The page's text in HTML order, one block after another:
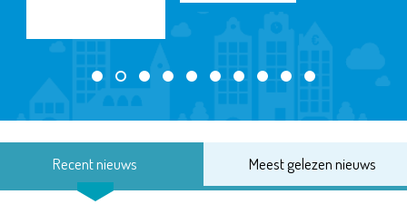
Recent nieuws Meest gelezen nieuws